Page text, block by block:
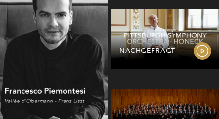
NACHGEFRAGT